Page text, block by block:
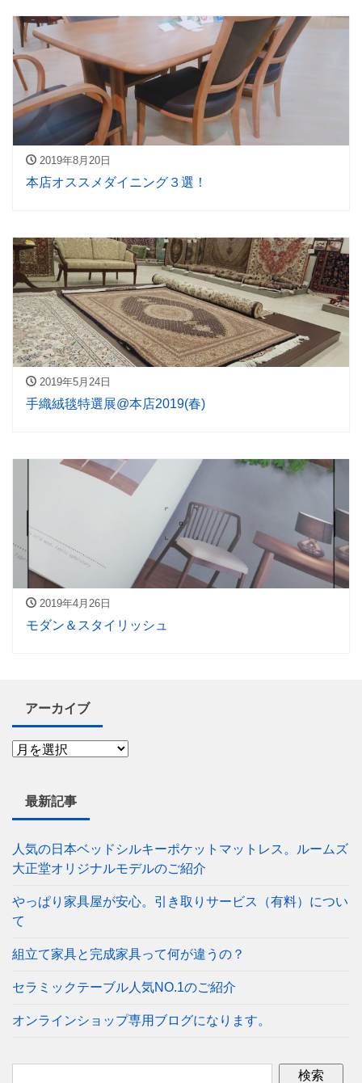
2019年8月20日
本店オススメダイニング３選！
2019年5月24日
手織絨毯特選展@本店2019(春)
2019年4月26日
モダン＆スタイリッシュ
アーカイブ
最新記事
人気の日本ベッドシルキーポケットマットレス。ルームズ
大正堂オリジナルモデルのご紹介
やっぱり家具屋が安心。引き取りサービス（有料）につい
て
組立て家具と完成家具って何が違うの？
セラミックテーブル人気NO.1のご紹介
オンラインショップ専用ブログになります。